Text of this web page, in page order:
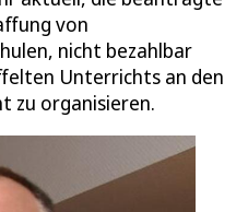
von
nicht bezahlbar
Unterrichts an den
zu organisieren.